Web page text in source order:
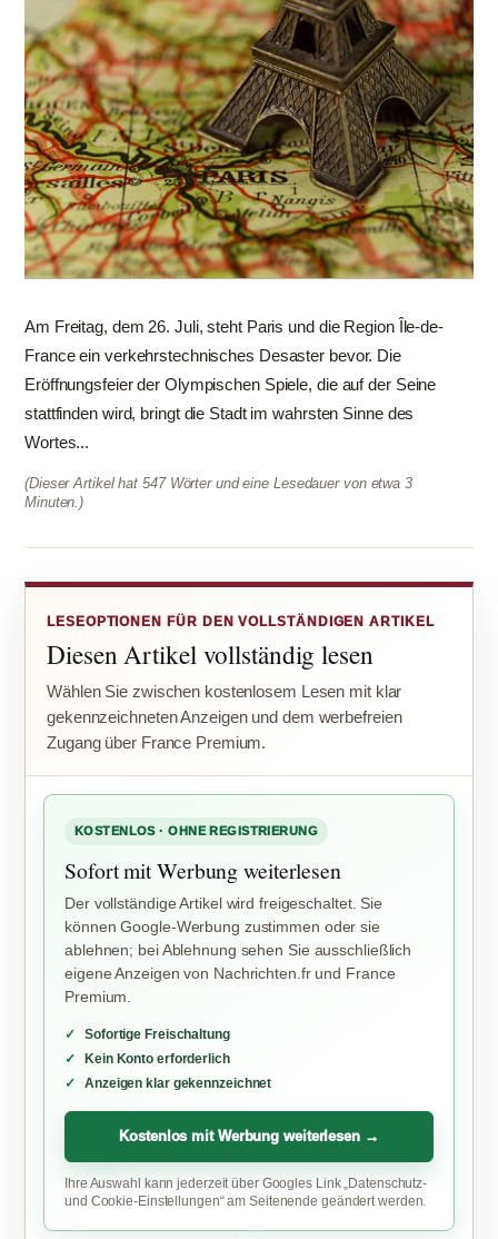
Am Freitag, dem 26. Juli, steht Paris und die Region Île-de-
France ein verkehrstechnisches Desaster bevor. Die
Eröffnungsfeier der Olympischen Spiele, die auf der Seine
stattfinden wird, bringt die Stadt im wahrsten Sinne des
Wortes...
(Dieser Artikel hat 547 Wörter und eine Lesedauer von etwa 3
Minuten.)
LESEOPTIONEN FÜR DEN VOLLSTÄNDIGEN ARTIKEL
Diesen Artikel vollständig lesen
Wählen Sie zwischen kostenlosem Lesen mit klar
gekennzeichneten Anzeigen und dem werbefreien
Zugang über France Premium.
KOSTENLOS · OHNE REGISTRIERUNG
Sofort mit Werbung weiterlesen
Der vollständige Artikel wird freigeschaltet. Sie
können Google-Werbung zustimmen oder sie
ablehnen; bei Ablehnung sehen Sie ausschließlich
eigene Anzeigen von Nachrichten.fr und France
Premium.
Sofortige Freischaltung
Kein Konto erforderlich
Anzeigen klar gekennzeichnet
Kostenlos mit Werbung weiterlesen →
Ihre Auswahl kann jederzeit über Googles Link „Datenschutz-
und Cookie-Einstellungen“ am Seitenende geändert werden.